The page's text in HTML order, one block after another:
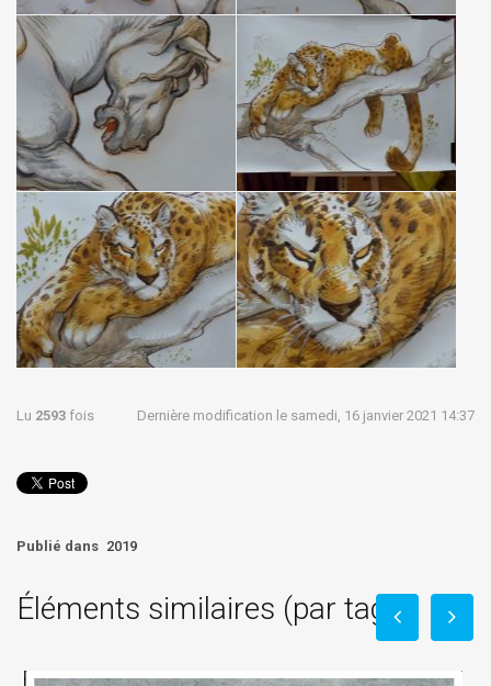
Lu 2593 fois Dernière modification le samedi, 16 janvier 2021 14:37
Publié dans 2019
Éléments similaires (par tag)